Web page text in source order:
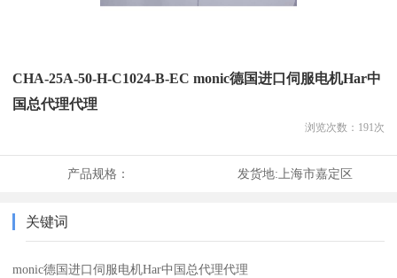
CHA-25A-50-H-C1024-B-EC monic德国进口伺服电机Har中
国总代理代理
浏览次数： 191次
产品规格： 发货地: 上海市嘉定区
关键词
monic德国进口伺服电机Har中国总代理代理